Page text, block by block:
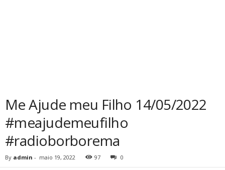
Me Ajude meu Filho 14/05/2022
#meajudemeufilho
#radioborborema
By admin - maio 19, 2022 97 0